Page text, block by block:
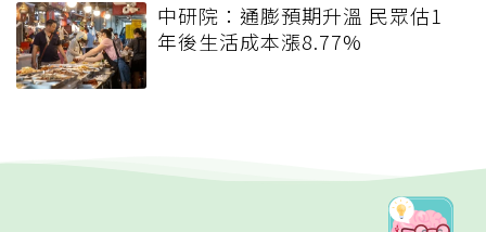
中研院：通膨預期升溫 民眾估1
年後生活成本漲8.77%